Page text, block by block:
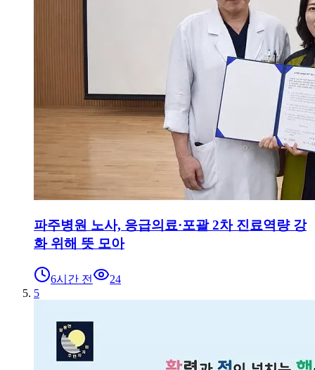
파주병원 노사, 응급의료·포괄 2차 진료역량 강
화 위해 뜻 모아
6시간 전
24
5